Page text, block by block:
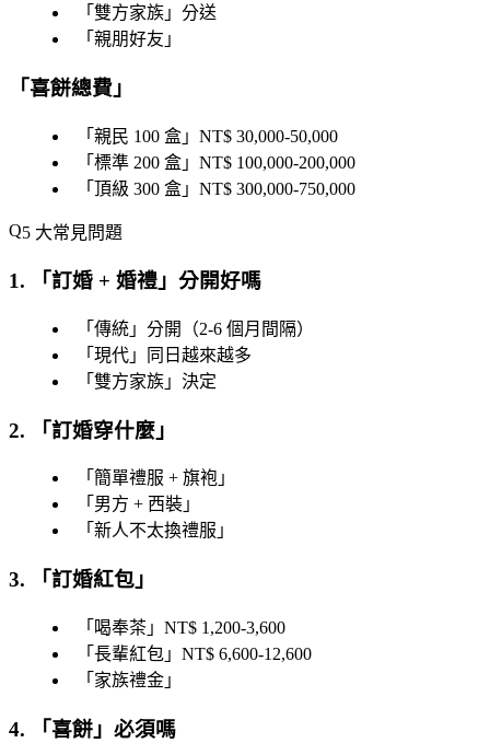
「 雙方家族 」分送
「 親朋好友 」
「喜餅總費 」
「 親民 100 盒 」NT$ 30,000-50,000
「 標準 200 盒 」NT$ 100,000-200,000
「 頂級 300 盒 」NT$ 300,000-750,000
5 大常見問題
1. 「訂婚 + 婚禮 」分開好嗎
「 傳統 」分開（2-6 個月間隔）
「 現代 」同日越來越多
「 雙方家族 」決定
2. 「訂婚穿什麼 」
「 簡單禮服 + 旗袍 」
「 男方 + 西裝 」
「 新人不太換禮服 」
3. 「訂婚紅包 」
「 喝奉茶 」NT$ 1,200-3,600
「 長輩紅包 」NT$ 6,600-12,600
「 家族禮金 」
4. 「喜餅 」必須嗎